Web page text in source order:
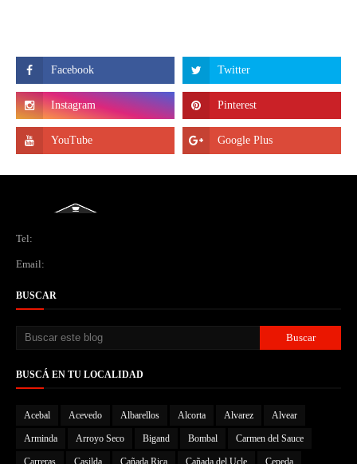
Tel:
Email:
BUSCAR
BUSCÁ EN TU LOCALIDAD
Acebal Acevedo Albarellos Alcorta Alvarez Alvear
Arminda Arroyo Seco Bigand Bombal Carmen del Sauce